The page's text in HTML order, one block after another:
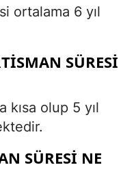
ortalama 6 yıl
SÜRESI
kısa olup 5 yıl
SÜRESI NE